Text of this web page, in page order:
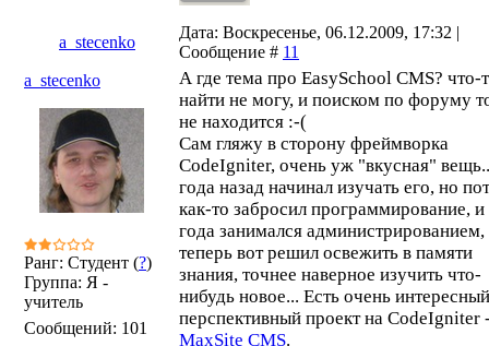
a_stecenko
Дата: Воскресенье, 06.12.2009, 17:32 |
Сообщение # 11
a_stecenko
Ранг: Студент (?)
Группа: Я -
учитель
Сообщений: 101
А где тема про EasySchool CMS? что-
найти не могу, и поиском по форуму
не находится :-(
Сам гляжу в сторону фреймворка
CodeIgniter, очень уж "вкусная"
года назад начинал изучать его, но
как-то забросил программирование, и
года занимался администрированием,
теперь вот решил освежить в памяти
знания, точнее наверное изучить что-
нибудь новое... Есть очень
перспективный проект на CodeIgniter
MaxSite CMS.